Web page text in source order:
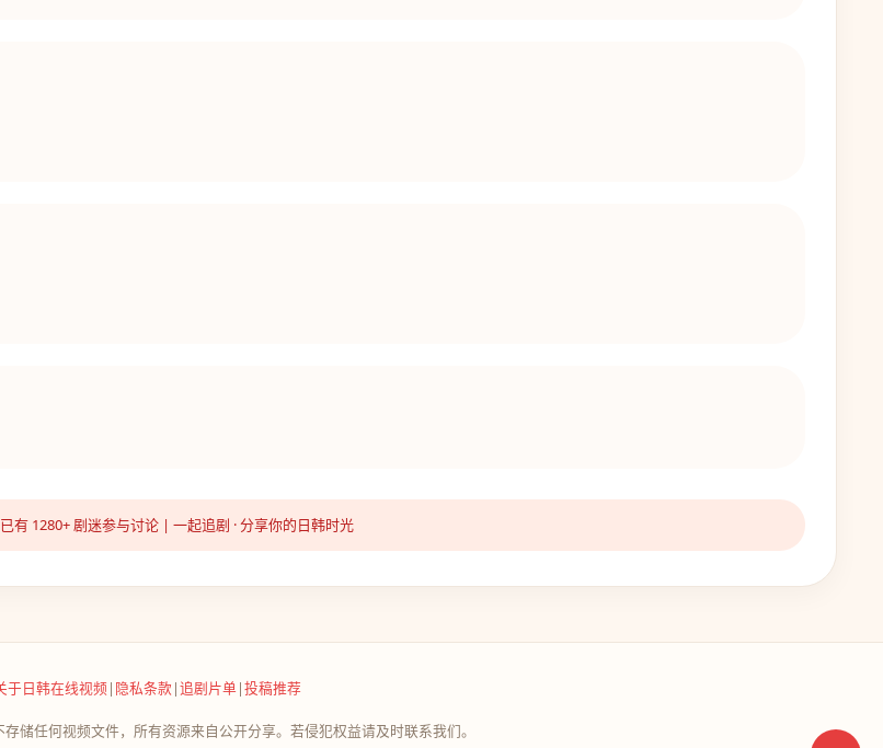
1280+ 剧迷参与讨论 | 一起追剧 · 分享你的日韩时光
于日韩在线视频| 隐私条款 |追剧片单|投稿推荐
储任何视频文件，所有资源来自公开分享。若侵犯权益请及时联系我们。